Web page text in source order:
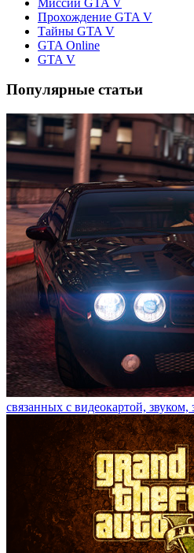
Прохождение GTA V
Тайны GTA V
GTA Online
GTA V
Популярные статьи
связанных с видеокартой,